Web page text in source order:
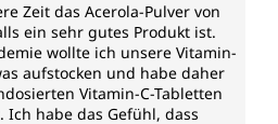
Zeit das Acerola-Pulver von
ein sehr gutes Produkt ist.
wollte ich unsere Vitamin-
aufstocken und habe daher
Vitamin-C-Tabletten
habe das Gefühl, dass